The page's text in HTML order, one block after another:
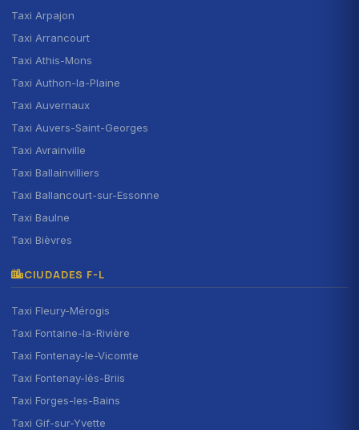
Taxi Arpajon
Taxi Arrancourt
Taxi Athis-Mons
Taxi Authon-la-Plaine
Taxi Auvernaux
Taxi Auvers-Saint-Georges
Taxi Avrainville
Taxi Ballainvilliers
Taxi Ballancourt-sur-Essonne
Taxi Baulne
Taxi Bièvres
CIUDADES F-L
Taxi Fleury-Mérogis
Taxi Fontaine-la-Rivière
Taxi Fontenay-le-Vicomte
Taxi Fontenay-lès-Briis
Taxi Forges-les-Bains
Taxi Gif-sur-Yvette